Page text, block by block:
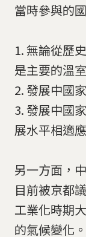
當時參與的
1. 無論從歷
是主要的溫
2. 發展中國
3. 發展中國
展水平相適
另一方面，
目前被京都
工業化時期
的氣候變化。